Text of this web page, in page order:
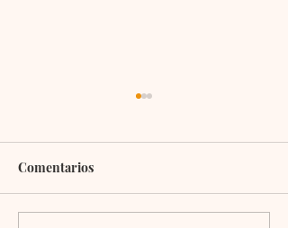
Comentarios